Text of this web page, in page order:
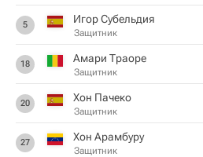
5 Игор Субельдия
Защитник
18 Амари Траоре
Защитник
20 Хон Пачеко
Защитник
27 Хон Арамбуру
Защитник